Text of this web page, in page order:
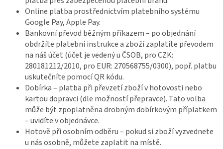
Online platba prostřednictvím platebního systému
Google Pay, Apple Pay.
Bankovní převod běžným příkazem – po objednání
obdržíte platební instrukce a zboží zaplatíte převodem
na náš účet (účet je vedený u ČSOB, pro CZK:
280181212/2010, pro EUR: 270568755/0300), popř. platbu
uskutečníte pomocí QR kódu.
Dobírka – platba při převzetí zboží v hotovosti nebo
kartou dopravci (dle možností přepravce). Tato volba
může být zpoplatněna drobným dobírkovým příplatkem
– uvidíte v objednávce.
Hotově při osobním odběru – pokud si zboží vyzvednete
u nás osobně, můžete zaplatit na místě.